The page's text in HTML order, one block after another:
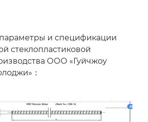
и спецификации
стеклопластиковой
ООО «Гуйчжоу
：